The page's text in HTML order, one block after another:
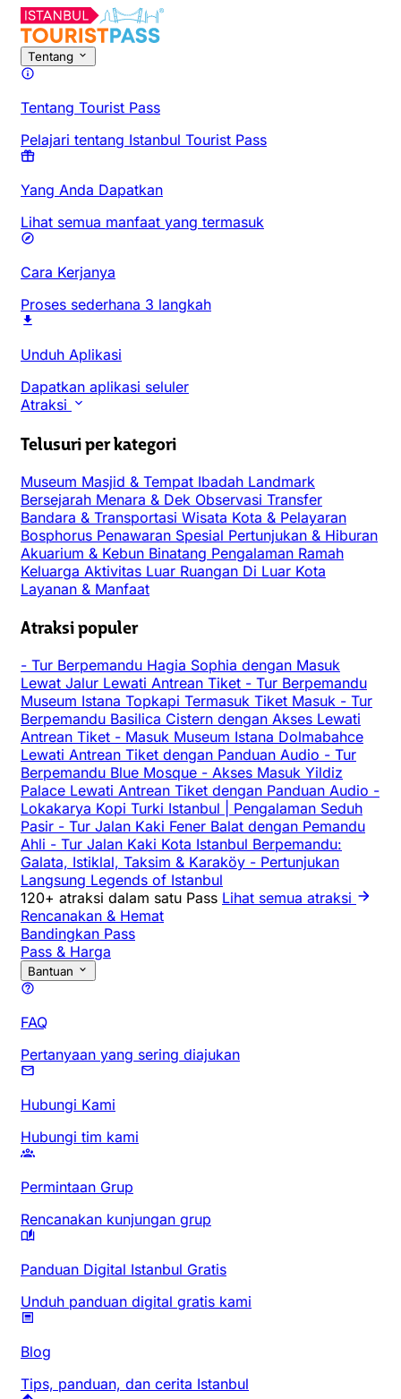
Tentang
Tentang Tourist Pass
Pelajari tentang Istanbul Tourist Pass
Yang Anda Dapatkan
Lihat semua manfaat yang termasuk
Cara Kerjanya
Proses sederhana 3 langkah
Unduh Aplikasi
Dapatkan aplikasi seluler
Atraksi
Telusuri per kategori
Museum Masjid & Tempat Ibadah Landmark
Bersejarah Menara & Dek Observasi Transfer
Bandara & Transportasi Wisata Kota & Pelayaran
Bosphorus Penawaran Spesial Pertunjukan & Hiburan
Akuarium & Kebun Binatang Pengalaman Ramah
Keluarga Aktivitas Luar Ruangan Di Luar Kota
Layanan & Manfaat
Atraksi populer
- Tur Berpemandu Hagia Sophia dengan Masuk
Lewat Jalur Lewati Antrean Tiket - Tur Berpemandu
Museum Istana Topkapi Termasuk Tiket Masuk - Tur
Berpemandu Basilica Cistern dengan Akses Lewati
Antrean Tiket - Masuk Museum Istana Dolmabahce
Lewati Antrean Tiket dengan Panduan Audio - Tur
Berpemandu Blue Mosque - Akses Masuk Yildiz
Palace Lewati Antrean Tiket dengan Panduan Audio -
Lokakarya Kopi Turki Istanbul | Pengalaman Seduh
Pasir - Tur Jalan Kaki Fener Balat dengan Pemandu
Ahli - Tur Jalan Kaki Kota Istanbul Berpemandu:
Galata, Istiklal, Taksim & Karaköy - Pertunjukan
Langsung Legends of Istanbul
120+ atraksi dalam satu Pass Lihat semua atraksi
Rencanakan & Hemat
Bandingkan Pass
Pass & Harga
Bantuan
FAQ
Pertanyaan yang sering diajukan
Hubungi Kami
Hubungi tim kami
Permintaan Grup
Rencanakan kunjungan grup
Panduan Digital Istanbul Gratis
Unduh panduan digital gratis kami
Blog
Tips, panduan, dan cerita Istanbul